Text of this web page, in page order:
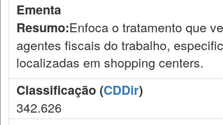
Ementa
Resumo:Enfoca o tratamento que
agentes fiscais do trabalho,
localizadas em shopping centers.
Classificação (CDDir)
342.626